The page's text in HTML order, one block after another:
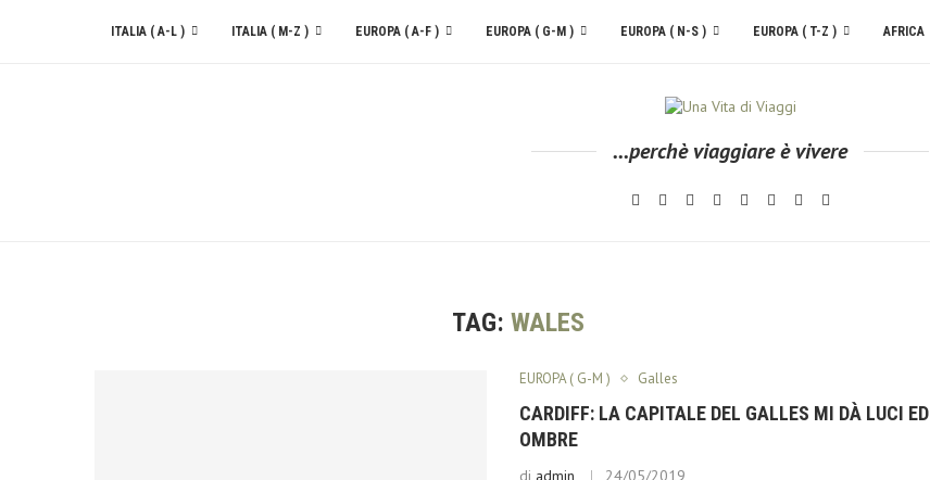
ITALIA ( A-L ) ITALIA ( M-Z ) EUROPA ( A-F ) EUROPA ( G-M ) EUROPA ( N-S ) EUROPA ( T-Z ) AFRICA
...perchè viaggiare è vivere
TAG: WALES
EUROPA ( G-M ) Galles
CARDIFF: LA CAPITALE DEL GALLES MI DÀ LUCI ED
OMBRE
di admin 24/05/2019